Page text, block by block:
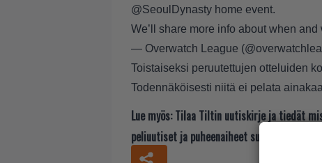
@SeoulDynasty home event.
We’ll share more info about when
— Overwatch League
Toistaiseksi peruutettujen otteluiden
Todennäköisesti niitä ei pelata
Lue myös: Tilaa Tiltin uutiskirje ja tiedät
peliuutiset ja puheenaiheet suoraan